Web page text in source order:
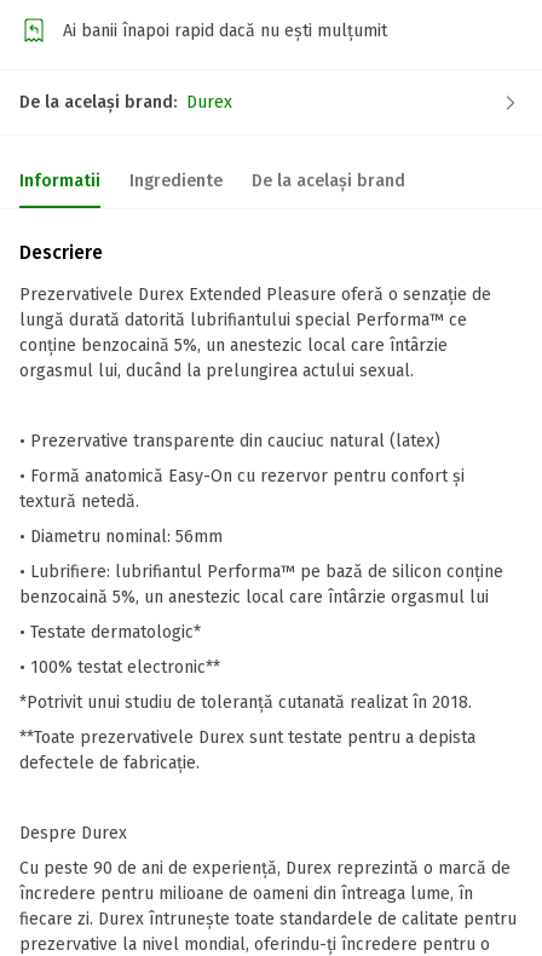
Ai banii înapoi rapid dacă nu ești mulțumit
De la același brand: Durex
Informatii Ingrediente De la același brand
Descriere
Prezervativele Durex Extended Pleasure oferă o senzație de
lungă durată datorită lubrifiantului special Performa™ ce
conține benzocaină 5%, un anestezic local care întârzie
orgasmul lui, ducând la prelungirea actului sexual.
• Prezervative transparente din cauciuc natural (latex)
• Formă anatomică Easy-On cu rezervor pentru confort și
textură netedă.
• Diametru nominal: 56mm
• Lubrifiere: lubrifiantul Performa™ pe bază de silicon conține
benzocaină 5%, un anestezic local care întârzie orgasmul lui
• Testate dermatologic*
• 100% testat electronic**
*Potrivit unui studiu de toleranță cutanată realizat în 2018.
**Toate prezervativele Durex sunt testate pentru a depista
defectele de fabricație.
Despre Durex
Cu peste 90 de ani de experiență, Durex reprezintă o marcă de
încredere pentru milioane de oameni din întreaga lume, în
fiecare zi. Durex întrunește toate standardele de calitate pentru
prezervative la nivel mondial, oferindu-ți încredere pentru o